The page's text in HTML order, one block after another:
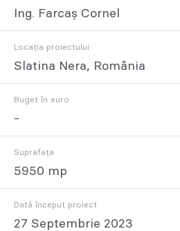
Ing. Farcaș Cornel
Locația proiectului
Slatina Nera, România
Buget în euro
-
Suprafața
5950 mp
Dată început proiect
27 Septembrie 2023